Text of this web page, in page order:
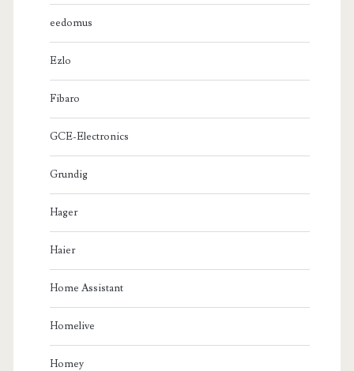
eedomus
Ezlo
Fibaro
GCE-Electronics
Grundig
Hager
Haier
Home Assistant
Homelive
Homey